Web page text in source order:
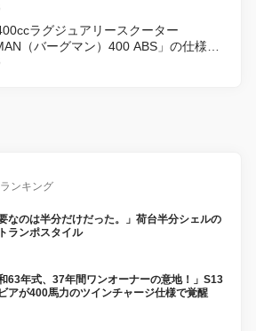
ラグジュアリースクーター
（バーグマン）400 ABS」の仕様を
18日に発売
ランキング
要なのは半分だけだった。」荷台半分シェルの
ランポスタイル
和63年式、37年間ワンオーナーの意地！」S13
アが400馬力のツインチャージ仕様で覚醒